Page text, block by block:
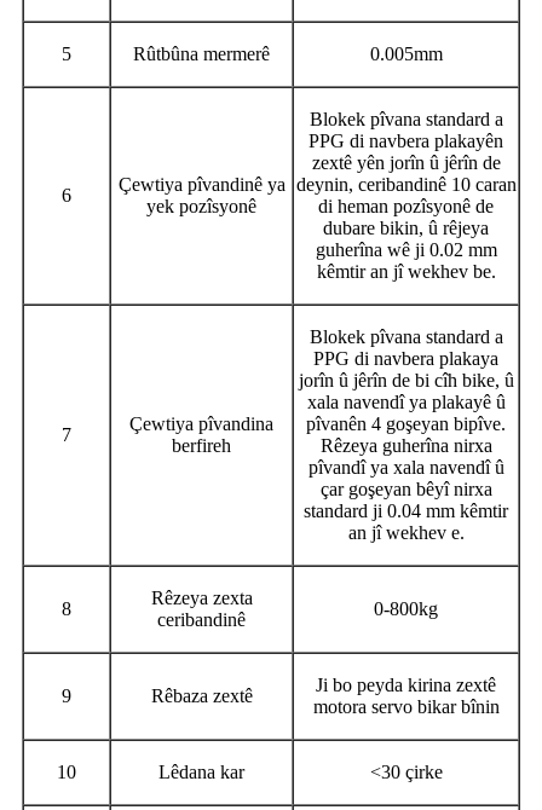
5 Rûtbûna mermerê 0.005mm
6
Çewtiya pîvandinê ya
yek pozîsyonê
Blokek pîvana standard a
PPG di navbera plakayên
zextê yên jorîn û jêrîn de
deynin, ceribandinê 10 caran
di heman pozîsyonê de
dubare bikin, û rêjeya
guherîna wê ji 0.02 mm
kêmtir an jî wekhev be.
7
Çewtiya pîvandina
berfireh
Blokek pîvana standard a
PPG di navbera plakaya
jorîn û jêrîn de bi cîh bike, û
xala navendî ya plakayê û
pîvanên 4 goşeyan bipîve.
Rêzeya guherîna nirxa
pîvandî ya xala navendî û
çar goşeyan bêyî nirxa
standard ji 0.04 mm kêmtir
an jî wekhev e.
8
Rêzeya zexta
ceribandinê
0-800kg
9 Rêbaza zextê
Ji bo peyda kirina zextê
motora servo bikar bînin
10 Lêdana kar <30 çirke